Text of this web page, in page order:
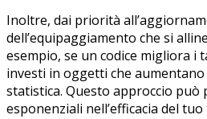
Inoltre, dai priorità
dell’equipaggiamento che si
esempio, se un codice migliora i
investi in oggetti che
statistica. Questo approccio può
esponenziali nell’efficacia del tuo